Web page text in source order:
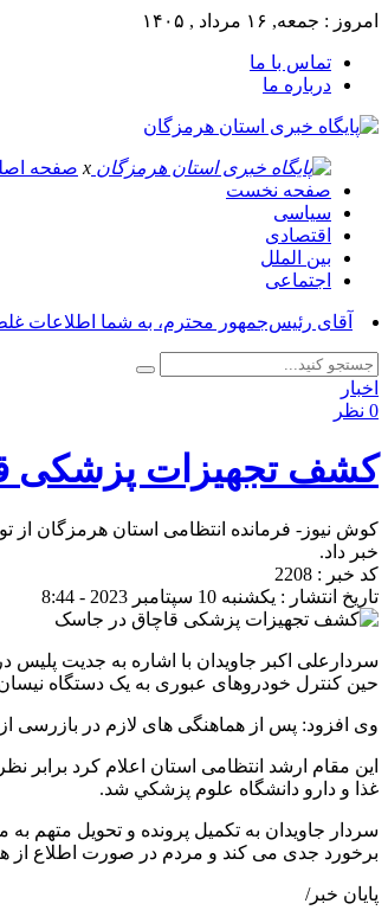
امروز : جمعه, ۱۶ مرداد , ۱۴۰۵
تماس با ما
درباره ما
x صفحه
صفحه نخست
سیاسی
اقتصادی
بین الملل
اجتماعی
آقای رئیس‌جمهور محترم، به شما اطلاعات
اخبار
0 نظر
کشف تجهیزات پزشکی
خبر داد.
کد خبر : 2208
تاریخ انتشار : یکشنبه 10 سپتامبر 2023 - 8:44
سردارعلی اکبر جاویدان با اشاره به جدیت
حین کنترل خودروهای عبوری به یک دستگاه
وی افزود: پس از هماهنگی های لازم در بازرسی از خودرو بالغ بر 95 کارتن انواع اقلام پزشکی دارویی و تجهیزات پزشکی
غذا و دارو دانشگاه علوم پزشکي شد.
سردار جاویدان به تکمیل پرونده و تحویل متهم
برخورد جدی می کند و مردم در صورت اطلاع از هرگونه
پایان خبر/